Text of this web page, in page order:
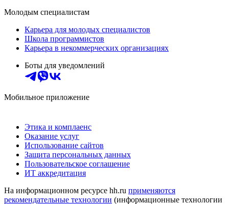
Молодым специалистам
Карьера для молодых специалистов
Школа программистов
Карьера в некоммерческих организациях
Боты для уведомлений
Мобильное приложение
Этика и комплаенс
Оказание услуг
Использование сайтов
Защита персональных данных
Пользовательское соглашение
ИТ аккредитация
На информационном ресурсе hh.ru применяются
рекомендательные технологии (информационные технологии